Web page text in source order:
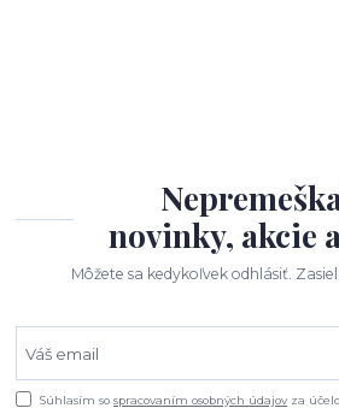
novinky, akcie
Môžete sa kedykoľvek odhlásiť.
Súhlasím sospracovaním osobných údajov za